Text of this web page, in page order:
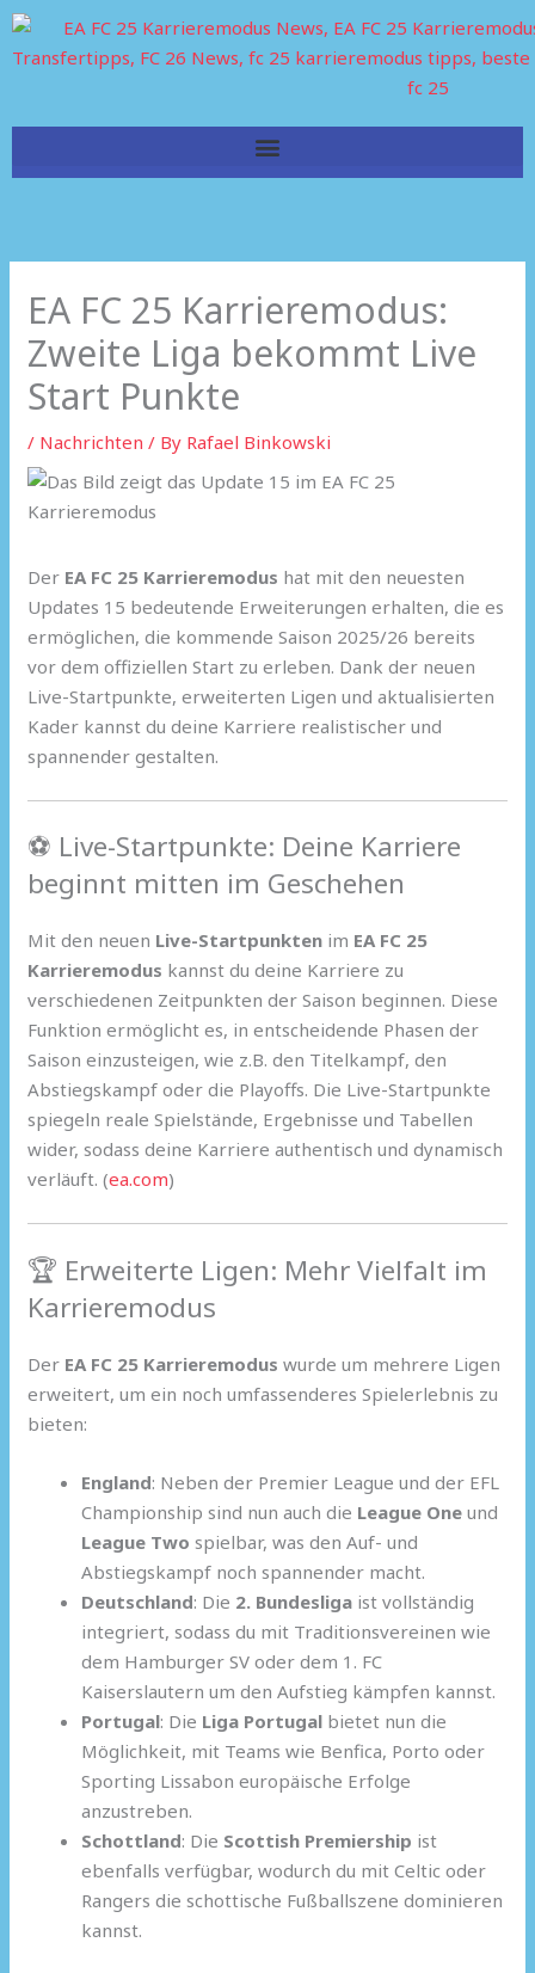
Skip
EA FC 25 Karrieremodus:
Zweite Liga bekommt Live
Start Punkte
/ Nachrichten / By Rafael Binkowski
Der EA FC 25 Karrieremodus hat mit den neuesten
Updates 15 bedeutende Erweiterungen erhalten, die es
ermöglichen, die kommende Saison 2025/26 bereits
vor dem offiziellen Start zu erleben. Dank der neuen
Live-Startpunkte, erweiterten Ligen und aktualisierten
Kader kannst du deine Karriere realistischer und
spannender gestalten.
⚽ Live-Startpunkte: Deine Karriere
beginnt mitten im Geschehen
Mit den neuen Live-Startpunkten im EA FC 25
Karrieremodus kannst du deine Karriere zu
verschiedenen Zeitpunkten der Saison beginnen. Diese
Funktion ermöglicht es, in entscheidende Phasen der
Saison einzusteigen, wie z.B. den Titelkampf, den
Abstiegskampf oder die Playoffs. Die Live-Startpunkte
spiegeln reale Spielstände, Ergebnisse und Tabellen
wider, sodass deine Karriere authentisch und dynamisch
verläuft. (ea.com)
🏆 Erweiterte Ligen: Mehr Vielfalt im
Karrieremodus
Der EA FC 25 Karrieremodus wurde um mehrere Ligen
erweitert, um ein noch umfassenderes Spielerlebnis zu
bieten:
England: Neben der Premier League und der EFL
Championship sind nun auch die League One und
League Two spielbar, was den Auf- und
Abstiegskampf noch spannender macht.
Deutschland: Die 2. Bundesliga ist vollständig
integriert, sodass du mit Traditionsvereinen wie
dem Hamburger SV oder dem 1. FC
Kaiserslautern um den Aufstieg kämpfen kannst.
Portugal: Die Liga Portugal bietet nun die
Möglichkeit, mit Teams wie Benfica, Porto oder
Sporting Lissabon europäische Erfolge
anzustreben.
Schottland: Die Scottish Premiership ist
ebenfalls verfügbar, wodurch du mit Celtic oder
Rangers die schottische Fußballszene dominieren
kannst.